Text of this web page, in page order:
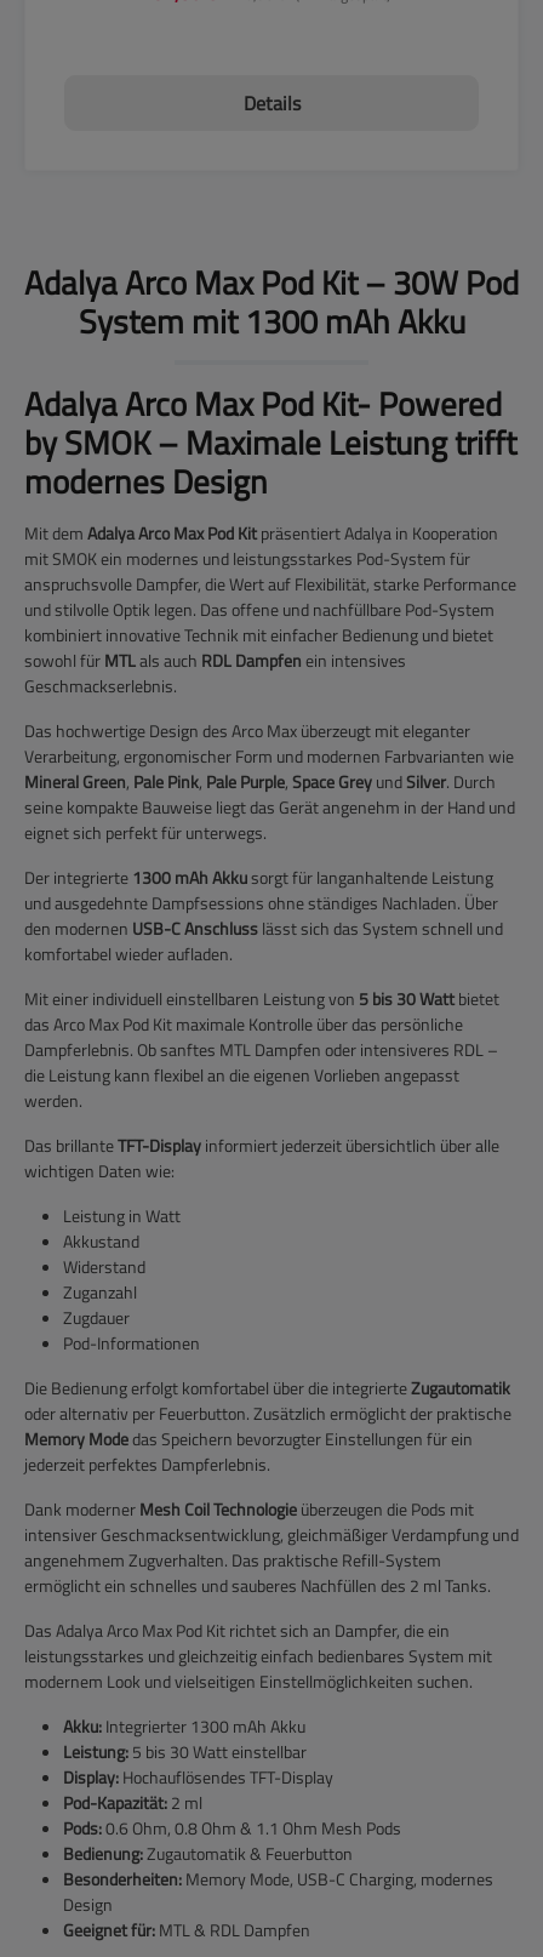
Details
Adalya Arco Max Pod Kit – 30W Pod
System mit 1300 mAh Akku
Adalya Arco Max Pod Kit- Powered
by SMOK – Maximale Leistung trifft
modernes Design
Mit demAdalya Arco Max Pod Kitpräsentiert Adalya in Kooperation
mit SMOK ein modernes und leistungsstarkes Pod-System für
anspruchsvolle Dampfer, die Wert auf Flexibilität, starke Performance
und stilvolle Optik legen. Das offene und nachfüllbare Pod-System
kombiniert innovative Technik mit einfacher Bedienung und bietet
sowohl fürMTLals auch RDL Dampfenein intensives
Geschmackserlebnis.
Das hochwertige Design des Arco Max überzeugt mit eleganter
Verarbeitung, ergonomischer Form und modernen Farbvarianten wie
Mineral Green, Pale Pink, Pale Purple,Space GreyundSilver. Durch
seine kompakte Bauweise liegt das Gerät angenehm in der Hand und
eignet sich perfekt für unterwegs.
Der integrierte1300 mAh Akkusorgt für langanhaltende Leistung
und ausgedehnte Dampfsessions ohne ständiges Nachladen. Über
den modernen USB-C Anschlusslässt sich das System schnell und
komfortabel wieder aufladen.
Mit einer individuell einstellbaren Leistung von 5 bis 30 Wattbietet
das Arco Max Pod Kit maximale Kontrolle über das persönliche
Dampferlebnis. Ob sanftes MTL Dampfen oder intensiveres RDL –
die Leistung kann flexibel an die eigenen Vorlieben angepasst
werden.
Das brillanteTFT-Displayinformiert jederzeit übersichtlich über alle
wichtigen Daten wie:
Leistung in Watt
Akkustand
Widerstand
Zuganzahl
Zugdauer
Pod-Informationen
Die Bedienung erfolgt komfortabel über die integrierteZugautomatik
oder alternativ per Feuerbutton. Zusätzlich ermöglicht der praktische
Memory Modedas Speichern bevorzugter Einstellungen für ein
jederzeit perfektes Dampferlebnis.
Dank modernerMesh Coil Technologieüberzeugen die Pods mit
intensiver Geschmacksentwicklung, gleichmäßiger Verdampfung und
angenehmem Zugverhalten. Das praktische Refill-System
ermöglicht ein schnelles und sauberes Nachfüllen des 2 ml Tanks.
Das Adalya Arco Max Pod Kit richtet sich an Dampfer, die ein
leistungsstarkes und gleichzeitig einfach bedienbares System mit
modernem Look und vielseitigen Einstellmöglichkeiten suchen.
Akku:Integrierter 1300 mAh Akku
Leistung:5 bis 30 Watt einstellbar
Display:Hochauflösendes TFT-Display
Pod-Kapazität:2 ml
Pods:0.6 Ohm, 0.8 Ohm & 1.1 Ohm Mesh Pods
Bedienung:Zugautomatik & Feuerbutton
Besonderheiten:Memory Mode, USB-C Charging, modernes
Design
Geeignet für:MTL & RDL Dampfen